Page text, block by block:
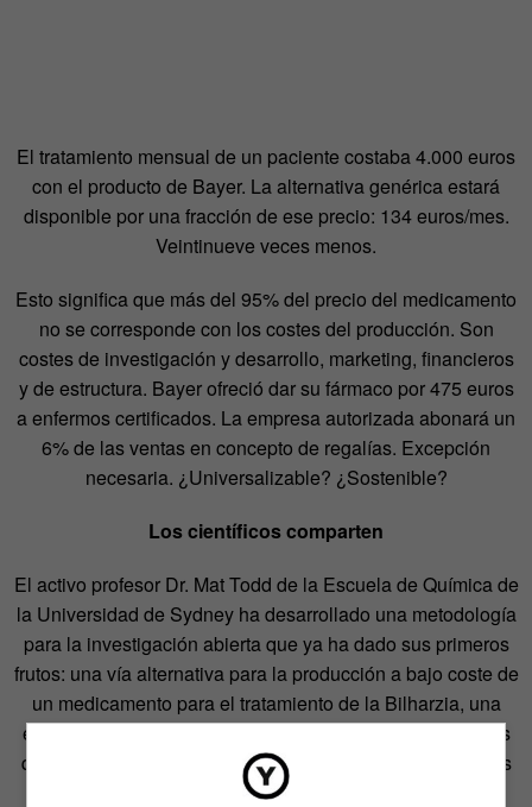
El tratamiento mensual de un paciente costaba 4.000 euros
con el producto de Bayer. La alternativa genérica estará
disponible por una fracción de ese precio: 134 euros/mes.
Veintinueve veces menos.
Esto significa que más del 95% del precio del medicamento
no se corresponde con los costes del producción. Son
costes de investigación y desarrollo, marketing, financieros
y de estructura. Bayer ofreció dar su fármaco por 475 euros
a enfermos certificados. La empresa autorizada abonará un
6% de las ventas en concepto de regalías. Excepción
necesaria. ¿Universalizable? ¿Sostenible?
Los científicos comparten
El activo profesor Dr. Mat Todd de la Escuela de Química de
la Universidad de Sydney ha desarrollado una metodología
para la investigación abierta que ya ha dado sus primeros
frutos: una vía alternativa para la producción a bajo coste de
un medicamento para el tratamiento de la Bilharzia, una
enfermedad parasitaria que afecta a millones de personas
que no tienen acceso a sistemas de sanitización de aguas
residuales.